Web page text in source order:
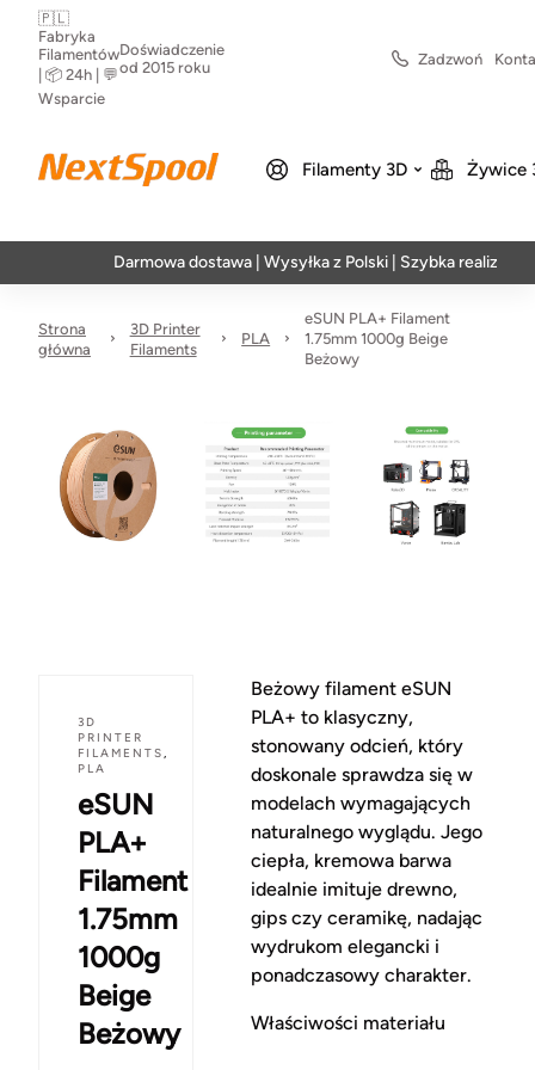
🇵🇱
Fabryka
Filamentów
| 📦 24h | 💬
Wsparcie
Doświadczenie
od 2015 roku
Zadzwoń
Filamenty 3D Żywice
Darmowa dostawa | Wysyłka z Polski | Szybka realizacja w 24h
Strona
główna
3D Printer
Filaments
PLA
eSUN PLA+ Filament
1.75mm 1000g Beige
Beżowy
3D
PRINTER
FILAMENTS,
PLA
eSUN
PLA+
Filament
1.75mm
1000g
Beige
Beżowy
Beżowy filament eSUN
PLA+ to klasyczny,
stonowany odcień, który
doskonale sprawdza się w
modelach wymagających
naturalnego wyglądu. Jego
ciepła, kremowa barwa
idealnie imituje drewno,
gips czy ceramikę, nadając
wydrukom elegancki i
ponadczasowy charakter.
Właściwości materiału